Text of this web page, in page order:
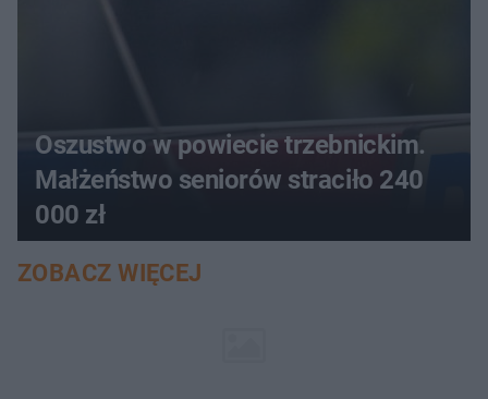
Oszustwo w powiecie trzebnickim.
Małżeństwo seniorów straciło 240
000 zł
ZOBACZ WIĘCEJ